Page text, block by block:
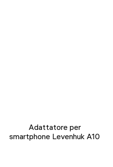
Adattatore per
smartphone Levenhuk A10